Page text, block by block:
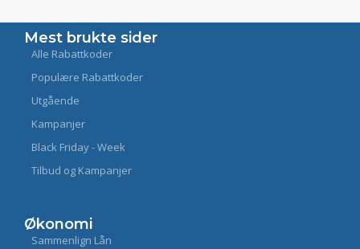
Mest brukte sider
Alle Rabattkoder
Populære Rabattkoder
Utgående
Kampanjer
Black Friday - Week
Tilbud og Kampanjer
Økonomi
Sammenlign Lån